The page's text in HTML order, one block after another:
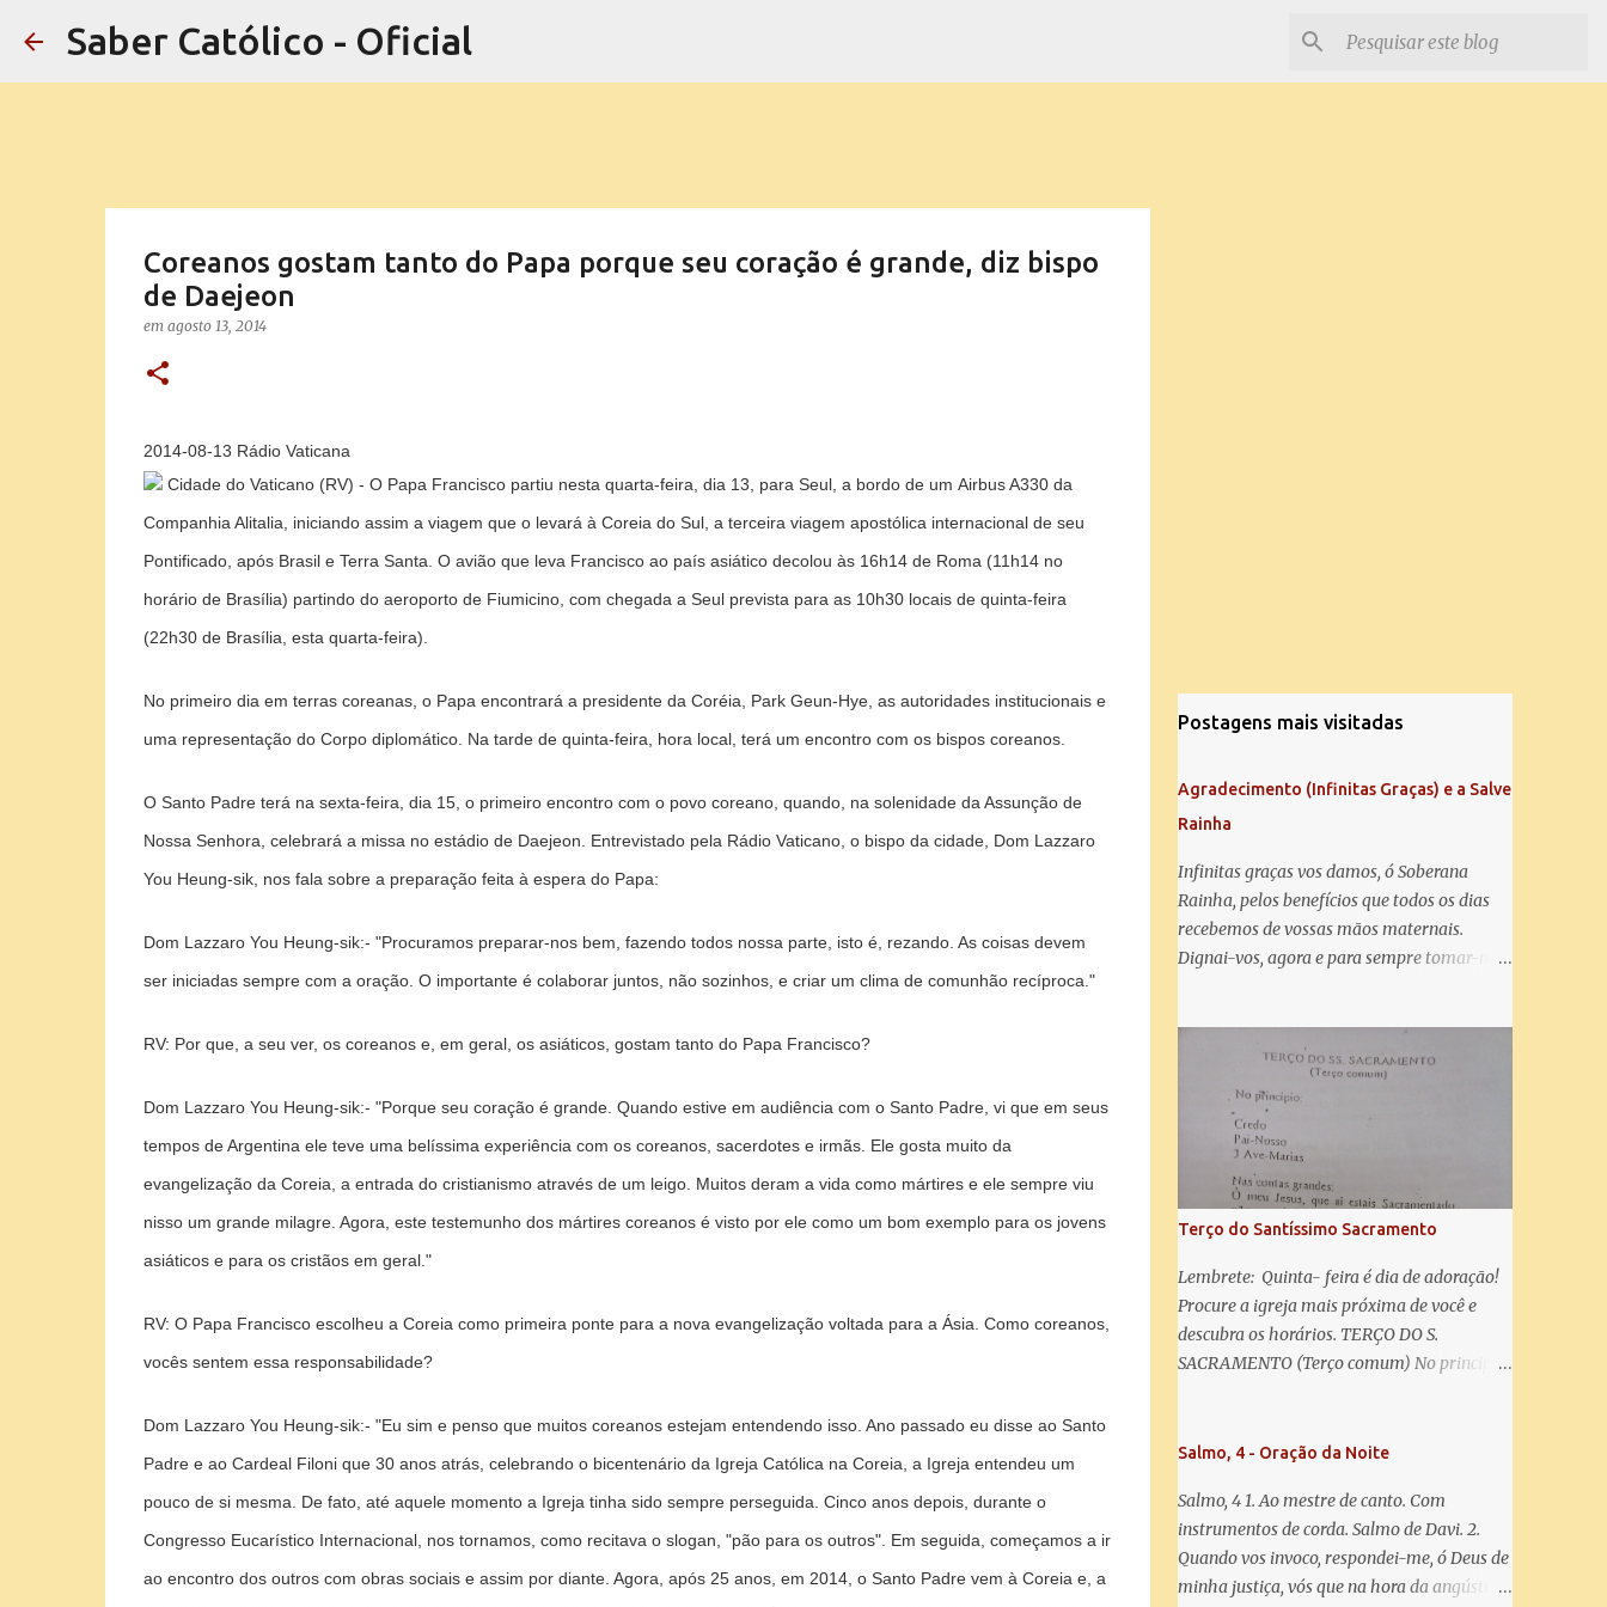
Saber Católico - Oficial
Coreanos gostam tanto do Papa porque seu coração é grande, diz bispo
de Daejeon
em agosto 13, 2014
2014-08-13 Rádio Vaticana
Cidade do Vaticano (RV) - O Papa Francisco partiu nesta quarta-feira, dia 13, para Seul, a bordo de um Airbus A330da
Companhia Alitalia, iniciando assim a viagem que o levará à Coreia do Sul, a terceira viagem apostólica internacional de seu
Pontificado, após Brasil e Terra Santa. O avião que leva Francisco ao país asiático decolou às 16h14 de Roma (11h14 no
horário de Brasília) partindo do aeroporto de Fiumicino, com chegada a Seul prevista para as 10h30 locais de quinta-feira
(22h30 de Brasília, esta quarta-feira).
No primeiro dia em terras coreanas, o Papa encontrará a presidente da Coréia, Park Geun-Hye, as autoridades institucionais e
uma representação do Corpo diplomático. Na tarde de quinta-feira, hora local, terá um encontro com os bispos coreanos.
O Santo Padre terá na sexta-feira, dia 15, o primeiro encontro com o povo coreano, quando, na solenidade da Assunção de
Nossa Senhora, celebrará a missa no estádio de Daejeon. Entrevistado pela Rádio Vaticano, o bispo da cidade, Dom Lazzaro
You Heung-sik, nos fala sobre a preparação feita à espera do Papa:
Dom Lazzaro You Heung-sik:- "Procuramos preparar-nos bem, fazendo todos nossa parte, isto é, rezando. As coisas devem
ser iniciadas sempre com a oração. O importante é colaborar juntos, não sozinhos, e criar um clima de comunhão recíproca."
RV: Por que, a seu ver, os coreanos e, em geral, os asiáticos, gostam tanto do Papa Francisco?
Dom Lazzaro You Heung-sik:- "Porque seu coração é grande. Quando estive em audiência com o Santo Padre, vi que em seus
tempos de Argentina ele teve uma belíssima experiência com os coreanos, sacerdotes e irmãs. Ele gosta muito da
evangelização da Coreia, a entrada do cristianismo através de um leigo. Muitos deram a vida como mártires e ele sempre viu
nisso um grande milagre. Agora, este testemunho dos mártires coreanos é visto por ele como um bom exemplo para os jovens
asiáticos e para os cristãos em geral."
RV: O Papa Francisco escolheu a Coreia como primeira ponte para a nova evangelização voltada para a Ásia. Como coreanos,
vocês sentem essa responsabilidade?
Dom Lazzaro You Heung-sik:- "Eu sim e penso que muitos coreanos estejam entendendo isso. Ano passado eu disse ao Santo
Padre e ao Cardeal Filoni que 30 anos atrás, celebrando o bicentenário da Igreja Católica na Coreia, a Igreja entendeu um
pouco de si mesma. De fato, até aquele momento a Igreja tinha sido sempre perseguida. Cinco anos depois, durante o
Congresso Eucarístico Internacional, nos tornamos, como recitava o slogan, "pão para os outros". Em seguida, começamos a ir
ao encontro dos outros com obras sociais e assim por diante. Agora, após 25 anos, em 2014, o Santo Padre vem à Coreia e, a
Postagens mais visitadas
Agradecimento (Infinitas Graças) e a Salve
Rainha
Infinitas graças vos damos, ó Soberana
Rainha, pelos benefícios que todos os dias
recebemos de vossas mãos maternais.
Dignai-vos, agora e para sempre tomar-nos
Salve Rainha: Salve Rainha , Mãe de
misericórdia, vida, doçura, esperança nossa,
salve! A vós bradamos os degredados filhos
de Eva, a vós suspiramos, gemendo e
chorando neste vale de lágrimas. Eia, pois,
Advogada nossa, estes vossos olhos
misericordiosos a nós volvei, e depois deste
desterro, mostrai-nos Jesus. Bendito é o
fruto do vosso ventre, ó clemente, ó piedosa,
ó doce e sempre Virgem Maria. Rogai por
nós Santa Mãe de Deus. Para que sejamos
dignos das promessas de Cristo. Amém.
Terço do Santíssimo Sacramento
Lembrete: Quinta- feira é dia de adoração!
Procure a igreja mais próxima de você e
descubra os horários. TERÇO DO S.
SACRAMENTO (Terço comum) No principio:
Sacramentado, não permitais que eu viva
coração ao Vosso e o Vosso ao meu, e, nem
sem Vós morra eu! Nas contas pequenas:
Sacramento de Amor! Misericórdia Senhor!
Glória ao Pai: Cristo pão da vida e remédio
Salmo, 4 - Oração da Noite
Salmo, 4 1. Ao mestre de canto. Com
instrumentos de corda. Salmo de Davi. 2.
Quando vos invoco, respondei-me, ó Deus de
minha justiça, vós que na hora da angústia